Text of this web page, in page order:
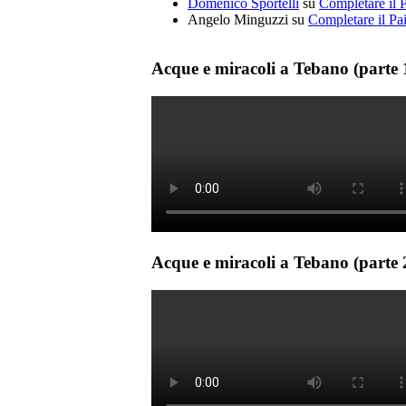
Angelo Minguzzi su Completare il
Acque e miracoli a Tebano (parte
Acque e miracoli a Tebano (parte